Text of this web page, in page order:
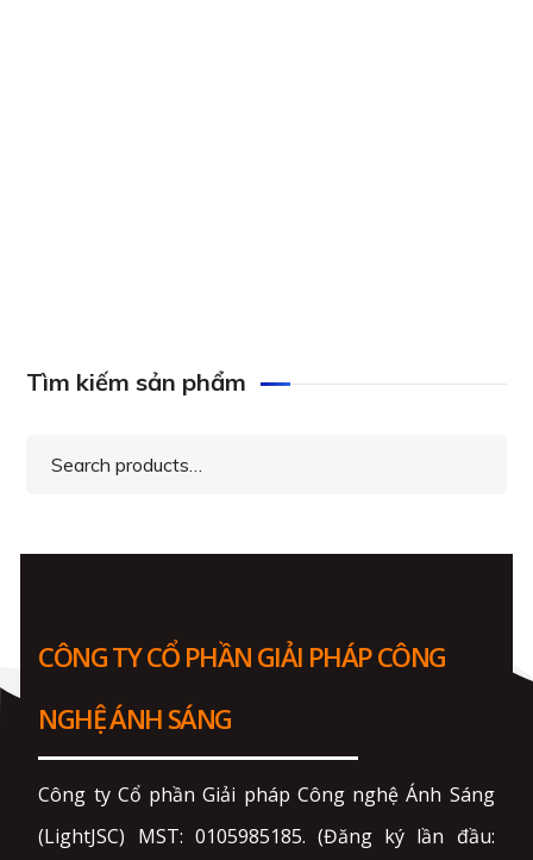
Tìm kiếm sản phẩm
Search
CÔNG TY CỔ PHẦN GIẢI PHÁP CÔNG
NGHỆ ÁNH SÁNG
Công ty Cổ phần Giải pháp Công nghệ Ánh Sáng
(LightJSC) MST: 0105985185. (Đăng ký lần đầu: